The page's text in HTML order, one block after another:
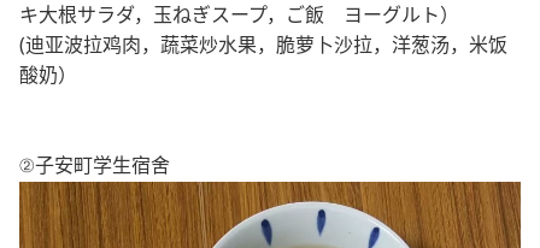
キ大根サラダ，玉ねぎスープ，ご飯 ヨーグルト）
(迪亚波拉鸡肉，蔬菜炒水果，脆萝卜沙拉，洋葱汤，米饭
酸奶）
②子安町学生宿舍